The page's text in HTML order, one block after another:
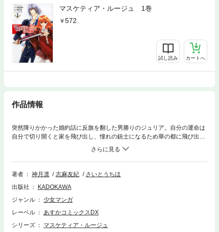
マスケティア・ルージュ 1巻
572
試し読み カートへ
作品情報
突然降りかかった婚約話に反旗を翻した男勝りのジュリア。自分の運命は
自分で切り開くと家を飛び出し、憧れの銃士になるため華の都に飛び出し
著者 神月凛 志麻友紀
さいとうちほ
出版社
KADOKAWA
ジャンル
少女マンガ
レーベル
あすかコミックスDX
シリーズ
マスケティア・ルージュ